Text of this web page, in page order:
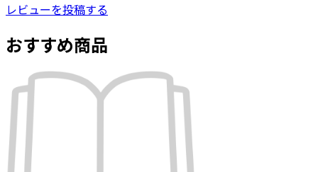
レビューを投稿する
おすすめ商品